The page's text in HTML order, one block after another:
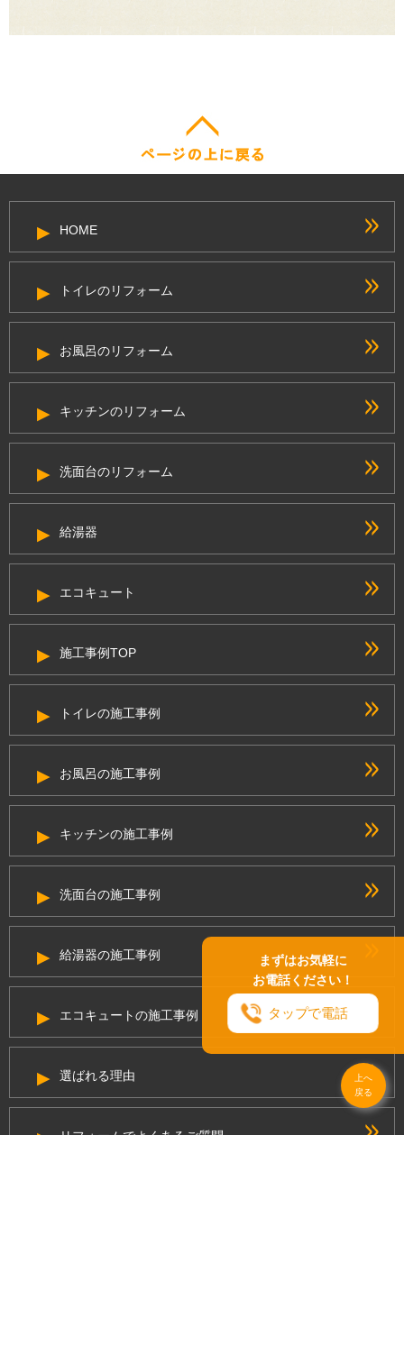
まずはお気軽に
お電話ください！
タップで電話
上へ
戻る
HOME
トイレのリフォーム
お風呂のリフォーム
キッチンのリフォーム
洗面台のリフォーム
給湯器
エコキュート
施工事例TOP
トイレの施工事例
お風呂の施工事例
キッチンの施工事例
洗面台の施工事例
給湯器の施工事例
エコキュートの施工事例
選ばれる理由
リフォームでよくあるご質問